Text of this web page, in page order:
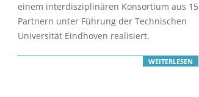
einem interdisziplinären Konsortium aus 15
Partnern unter Führung der Technischen
Universität Eindhoven realisiert.
WEITERLESEN